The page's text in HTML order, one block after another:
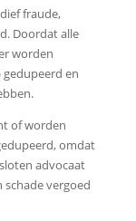
fraude,
Doordat alle
worden
en
of worden
omdat
advocaat
vergoed